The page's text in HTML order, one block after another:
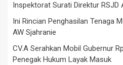
Inspektorat Surati Direktur
Ini Rincian Penghasilan Tenaga
AW Sjahranie
CV.A Serahkan Mobil Gubernur
Penegak Hukum Layak Masuk